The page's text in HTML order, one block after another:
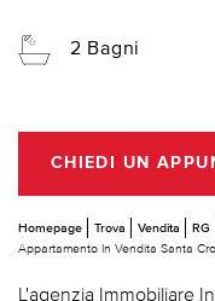
2 Bagni
CHIEDI UN
Homepage Trova Vendita RG
Appartamento In Vendita Santa
L'agenzia Immobiliare